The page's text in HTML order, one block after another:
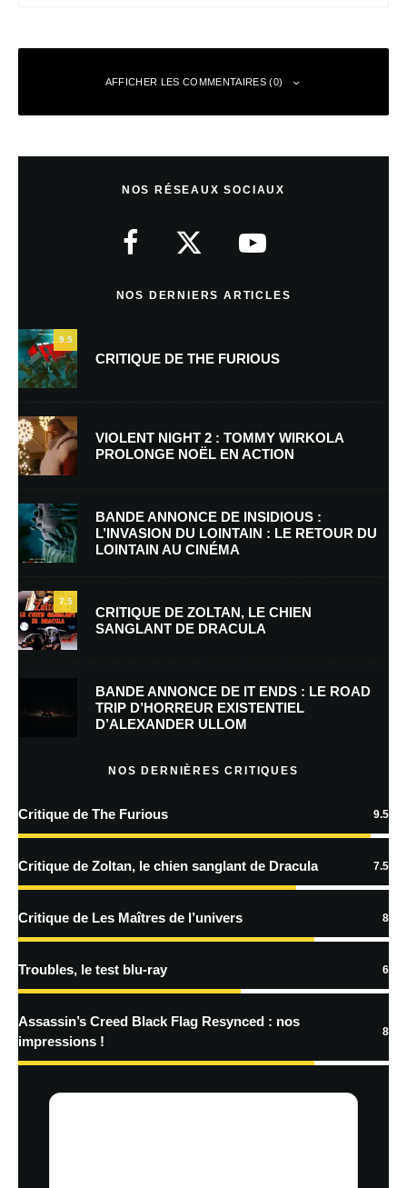
AFFICHER LES COMMENTAIRES (0)
Nom*
E-mail* Site web
Enregistrer mon nom, mon e-mail et mon site dans le navigateur pour
mon prochain commentaire.
Prévenez-moi de tous les nouveaux commentaires par e-mail.
En savoir
traitées
NOS RÉSEAUX SOCIAUX
NOS DERNIERS ARTICLES
9.5
CRITIQUE DE THE FURIOUS
VIOLENT NIGHT 2 : TOMMY WIRKOLA
PROLONGE NOËL EN ACTION
BANDE ANNONCE DE INSIDIOUS :
L’INVASION DU LOINTAIN : LE RETOUR DU
LOINTAIN AU CINÉMA
7.5
CRITIQUE DE ZOLTAN, LE CHIEN
SANGLANT DE DRACULA
BANDE ANNONCE DE IT ENDS : LE ROAD
TRIP D’HORREUR EXISTENTIEL
D’ALEXANDER ULLOM
NOS DERNIÈRES CRITIQUES
Critique de The Furious 9.5
Critique de Zoltan, le chien sanglant de Dracula 7.5
Critique de Les Maîtres de l’univers 8
Troubles, le test blu-ray 6
Assassin’s Creed Black Flag Resynced : nos
impressions !
8